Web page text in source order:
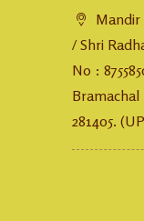
Mandir
/ Shri
No :
281405.